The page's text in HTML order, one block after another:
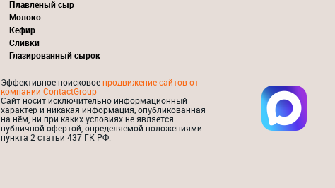
Плавленый сыр
Молоко
Кефир
Сливки
Глазированный сырок
Эффективное поисковоепродвижение сайтов от
компании ContactGroup
Сайт носит исключительно информационный
характер и никакая информация, опубликованная
на нём, ни при каких условиях не является
публичной офертой, определяемой положениями
пункта 2 статьи 437 ГК РФ.